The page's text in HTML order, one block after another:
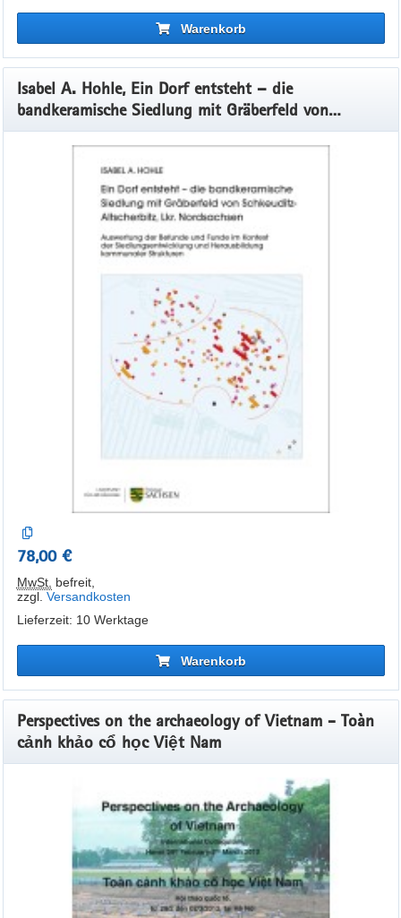
Warenkorb
Isabel A. Hohle, Ein Dorf entsteht – die
bandkeramische Siedlung mit Gräberfeld von
Schkeuditz-Altscherbitz, Lkr. Nordsachsen.
Auswertung der Befunde und Funde im Kontext der
Siedlungsentwicklung und Herausbildung
kommunaler Strukturen
78,00 €
MwSt. befreit,
zzgl. Versandkosten
Lieferzeit: 10 Werktage
Warenkorb
Perspectives on the archaeology of Vietnam - Toàn
cảnh khảo cổ học Việt Nam